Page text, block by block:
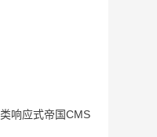
响应式帝国CMS